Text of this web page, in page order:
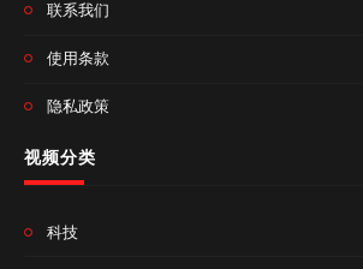
联系我们
使用条款
隐私政策
视频分类
科技